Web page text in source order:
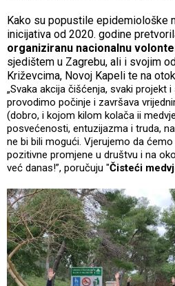
Kako su popustile epidemiološke
inicijativa od 2020. godine
organiziranu nacionalnu
sjedištem u Zagrebu, ali i svojim
Križevcima, Novoj Kapeli te na
„Svaka akcija čišćenja, svaki projekt
provodimo počinje i završava
(dobro, i kojom kilom kolača ii
posvećenosti, entuzijazma i truda,
ne bi bili mogući. Vjerujemo da
pozitivne promjene u društvu i na
već danas!”, poručuju "Čisteći